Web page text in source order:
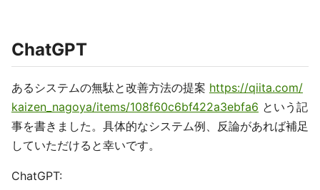
ChatGPT
あるシステムの無駄と改善方法の提案 https://qiita.com/
kaizen_nagoya/items/108f60c6bf422a3ebfa6 という記
事を書きました。具体的なシステム例、反論があれば補足
していただけると幸いです。
ChatGPT: